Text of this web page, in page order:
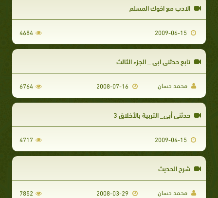
الادب مع اخوك المسلم
4684
تابع حدثني ابي _ الجزء الثالث
محمد حسان 6764
حدثني أبي_ التربية بالأخلاق 3
4717
شرح الحديث
محمد حسان 7852